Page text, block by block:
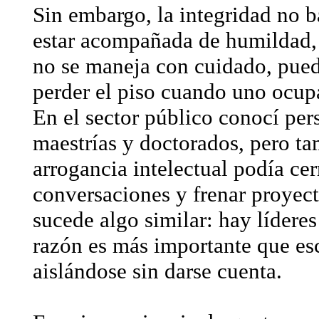
Sin embargo, la integridad no
estar acompañada de
no se maneja con cuidado,
perder el piso cuando uno
En el sector público conocí
maestrías y doctorados, pero
arrogancia intelectual podía
conversaciones y frenar
sucede algo similar: hay
razón es más importante que
aislándose sin darse cuenta.